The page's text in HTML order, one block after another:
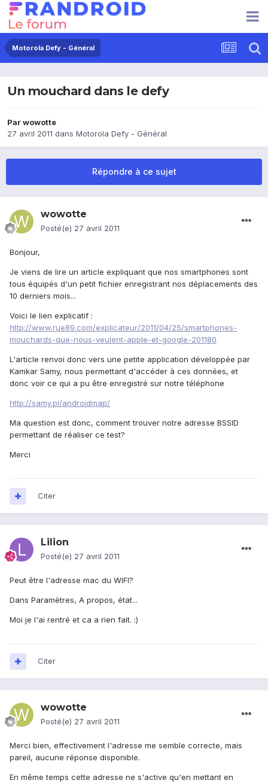
Motorola Defy - Général
Un mouchard dans le defy
Parwowotte
27 avril 2011 dans Motorola Defy - Général
Répondre à ce sujet
wowotte
Posté(e) 27 avril 2011
Bonjour,
Je viens de lire un article expliquant que nos smartphones sont
tous équipés d'un petit fichier enregistrant nos déplacements des
10 derniers mois...
Voici le lien explicatif :
http://www.rue89.com/explicateur/2011/04/25/smartphones-
mouchards-que-nous-veulent-apple-et-google-201180
L'article renvoi donc vers une petite application développée par
Kamkar Samy, nous permettant d'accéder à ces données, et
donc voir ce qui a pu être enregistré sur notre téléphone
http://samy.pl/androidmap/
Ma question est donc, comment trouver notre adresse BSSID
permettant de réaliser ce test?
Merci
Citer
Lilion
Posté(e) 27 avril 2011
Peut être l'adresse mac du WIFI?
Dans Paramètres, A propos, état...
Moi je l'ai rentré et ca a rien fait. :)
Citer
wowotte
Posté(e) 27 avril 2011
Merci bien, effectivement l'adresse me semble correcte, mais
pareil, aucune réponse disponible.
En même temps cette adresse ne s'active qu'en mettant en